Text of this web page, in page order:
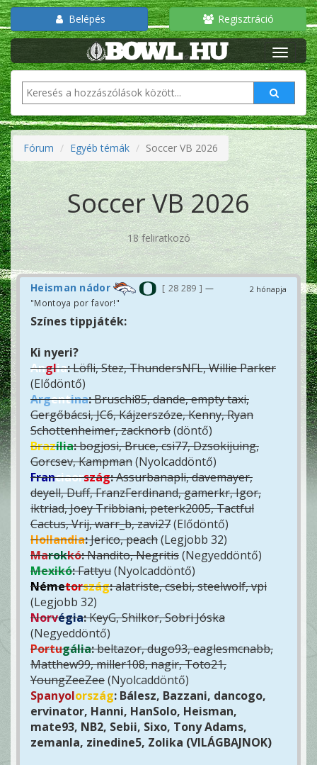
Belépés Regisztráció
Fórum Egyéb témák Soccer VB 2026
Soccer VB 2026
18 feliratkozó
2 hónapja
Heisman nádor 28 289
—
"Montoya por favor!"
Színes tippjáték:
Ki nyeri?
Anglia:Löfli, Stez, ThundersNFL, Willie Parker
(Elődöntő)
Argentina:Bruschi85, dande, empty taxi,
Gergőbácsi, JC6, Kájzerszóze, Kenny, Ryan
Schottenheimer, zacknorb(döntő)
Brazília:bogjosi, Bruce, csi77, Dzsokijuing,
Gorcsev, Kampman(Nyolcaddöntő)
Franciaország:Assurbanapli, davemayer,
deyell, Duff, FranzFerdinand, gamerkr, Igor,
iktriad, Joey Tribbiani, peterk2005, Tactful
Cactus, Vrij, warr_b, zavi27(Elődöntő)
Hollandia:Jerico, peach(Legjobb 32)
Marokkó:Nandito, Negritis(Negyeddöntő)
Mexikó:Fattyu(Nyolcaddöntő)
Németország:alatriste, csebi, steelwolf, vpi
(Legjobb 32)
Norvégia:KeyG, Shilkor, Sobri Jóska
(Negyeddöntő)
Portugália:beltazor, dugo93, eaglesmcnabb,
Matthew99, miller108, nagir, Toto21,
YoungZeeZee(Nyolcaddöntő)
Spanyolország: Bálesz, Bazzani, dancogo,
ervinator, Hanni, HanSolo, Heisman,
mate93, NB2, Sebii, Sixo, Tony Adams,
zemanla, zinedine5, Zolika (VILÁGBAJNOK)